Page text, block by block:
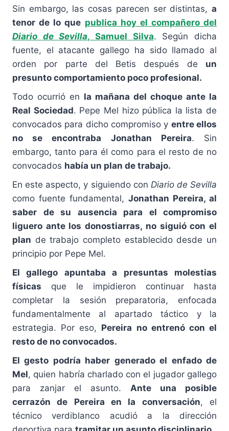
Sin embargo, las cosas parecen ser distintas, a
tenor de lo que publica hoy el compañero del
Diario de Sevilla, Samuel Silva. Según dicha
fuente, el atacante gallego ha sido llamado al
orden por parte del Betis después de un
presunto comportamiento poco profesional.
Todo ocurrió en la mañana del choque ante la
Real Sociedad. Pepe Mel hizo pública la lista de
convocados para dicho compromiso y entre ellos
no se encontraba Jonathan Pereira. Sin
embargo, tanto para él como para el resto de no
convocados había un plan de trabajo.
En este aspecto, y siguiendo con Diario de Sevilla
como fuente fundamental, Jonathan Pereira, al
saber de su ausencia para el compromiso
liguero ante los donostiarras, no siguió con el
plan de trabajo completo establecido desde un
principio por Pepe Mel.
El gallego apuntaba a presuntas molestias
físicas que le impidieron continuar hasta
completar la sesión preparatoria, enfocada
fundamentalmente al apartado táctico y la
estrategia. Por eso, Pereira no entrenó con el
resto de no convocados.
El gesto podría haber generado el enfado de
Mel, quien habría charlado con el jugador gallego
para zanjar el asunto. Ante una posible
cerrazón de Pereira en la conversación, el
técnico verdiblanco acudió a la dirección